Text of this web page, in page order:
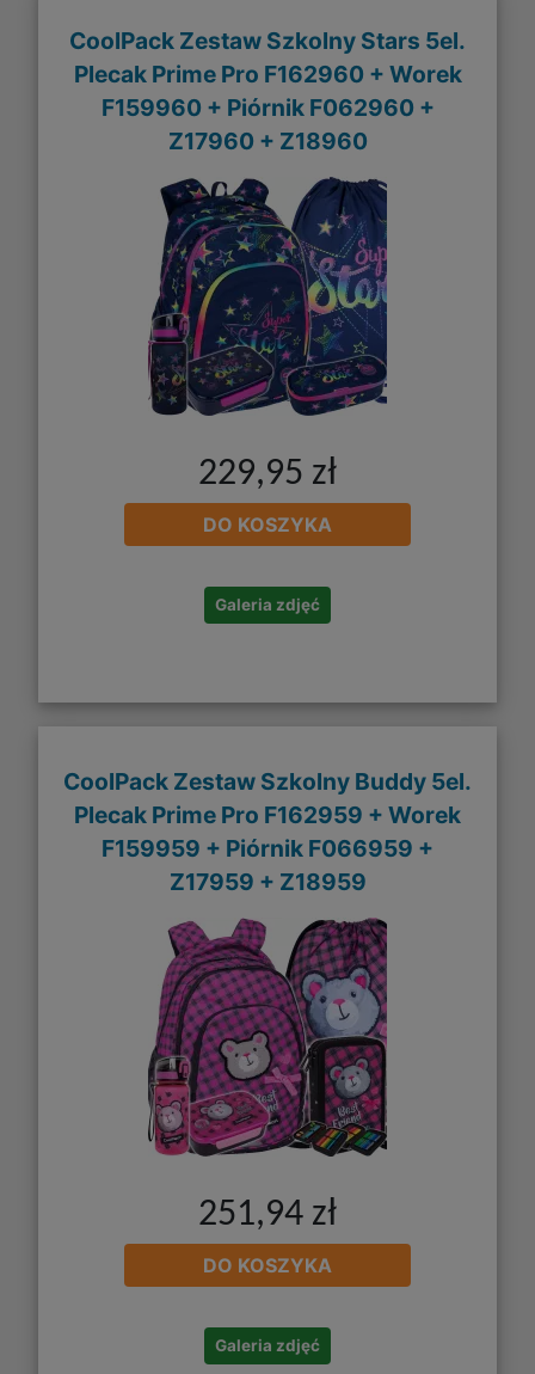
CoolPack Zestaw Szkolny Stars 5el.
Plecak Prime Pro F162960 + Worek
F159960 + Piórnik F062960 +
Z17960 + Z18960
229,95 zł
DO KOSZYKA
Galeria zdjęć
CoolPack Zestaw Szkolny Buddy 5el.
Plecak Prime Pro F162959 + Worek
F159959 + Piórnik F066959 +
Z17959 + Z18959
251,94 zł
DO KOSZYKA
Galeria zdjęć